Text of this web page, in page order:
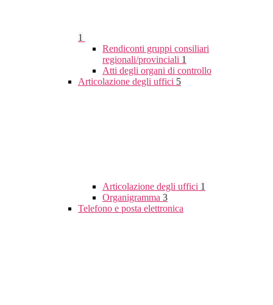
1
Rendiconti gruppi consiliari
regionali/provinciali 1
Atti degli organi di controllo
Articolazione degli uffici 5
Articolazione degli uffici 1
Organigramma 3
Telefono e posta elettronica